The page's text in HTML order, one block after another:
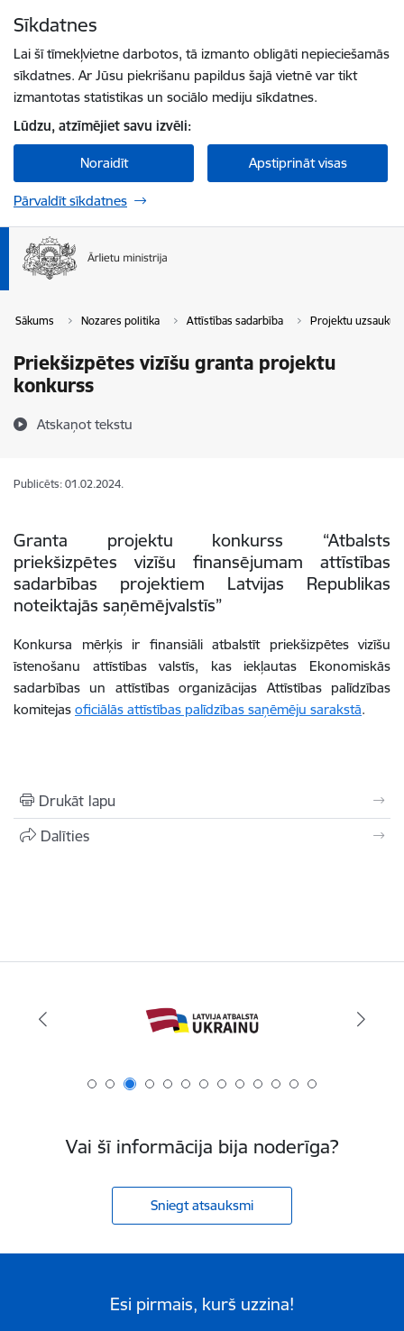
Sīkdatnes
Lai šī tīmekļvietne darbotos, tā izmanto obligāti nepieciešamās
sīkdatnes. Ar Jūsu piekrišanu papildus šajā vietnē var tikt
izmantotas statistikas un sociālo mediju sīkdatnes.
Lūdzu, atzīmējiet savu izvēli:
Noraidīt Apstiprināt visas
Pārvaldīt sīkdatnes
Sākums Nozares politika Attīstības sadarbība Projektu
Priekšizpētes vizīšu granta projektu
konkurss
Atskaņot tekstu
Publicēts: 01.02.2024.
Granta projektu konkurss “Atbalsts
priekšizpētes vizīšu finansējumam attīstības
sadarbības projektiem Latvijas Republikas
noteiktajās saņēmējvalstīs”
Konkursa mērķis ir finansiāli atbalstīt priekšizpētes vizīšu
īstenošanu attīstības valstīs, kas iekļautas Ekonomiskās
sadarbības un attīstības organizācijas Attīstības palīdzības
komitejas oficiālās attīstības palīdzības saņēmēju sarakstā.
Drukāt lapu
Dalīties
Vai šī informācija bija noderīga?
Sniegt atsauksmi
Esi pirmais, kurš uzzina!